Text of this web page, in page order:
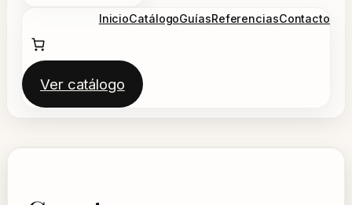
InicioCatálogoGuíasReferenciasContacto
Ver catálogo